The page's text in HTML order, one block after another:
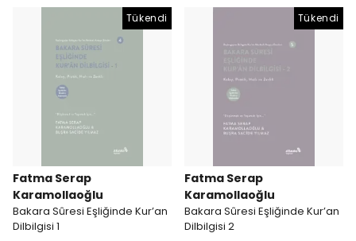
Tükendi
Fatma Serap
Karamollaoğlu
Bakara Sûresi Eşliğinde Kur’an
Dilbilgisi 1
Tükendi
Fatma Serap
Karamollaoğlu
Bakara Sûresi Eşliğinde Kur’an
Dilbilgisi 2